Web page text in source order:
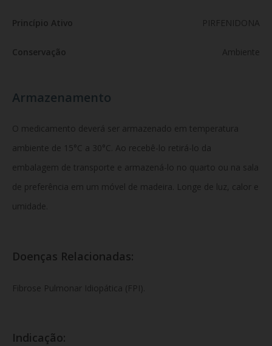
Princípio Ativo PIRFENIDONA
Conservação Ambiente
Armazenamento
O medicamento deverá ser armazenado em temperatura
ambiente de 15°C a 30°C. Ao recebê-lo retirá-lo da
embalagem de transporte e armazená-lo no quarto ou na sala
de preferência em um móvel de madeira. Longe de luz, calor e
umidade.
Doenças Relacionadas:
Fibrose Pulmonar Idiopática (FPI).
Indicação: